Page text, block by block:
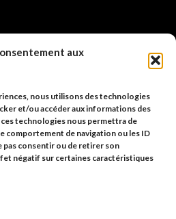
aux
nous utilisons des technologies
et/ou accéder aux informations des
technologies nous permettra de
comportement de navigation ou les ID
pas consentir ou de retirer son
négatif sur certaines caractéristiques
envois en AR.